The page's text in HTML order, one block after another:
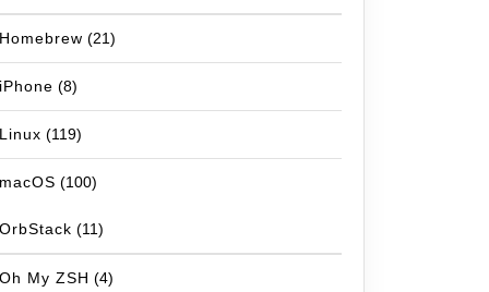
Homebrew (21)
iPhone (8)
Linux (119)
macOS (100)
OrbStack (11)
Oh My ZSH (4)